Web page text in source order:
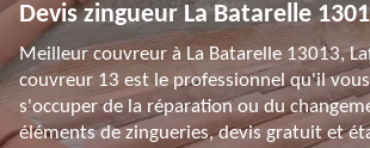
Devis zingueur La Batarelle
Meilleur couvreur à La Batarelle 13013,
couvreur 13 est le professionnel qu'il
s'occuper de la réparation ou du
éléments de zingueries, devis gratuit et